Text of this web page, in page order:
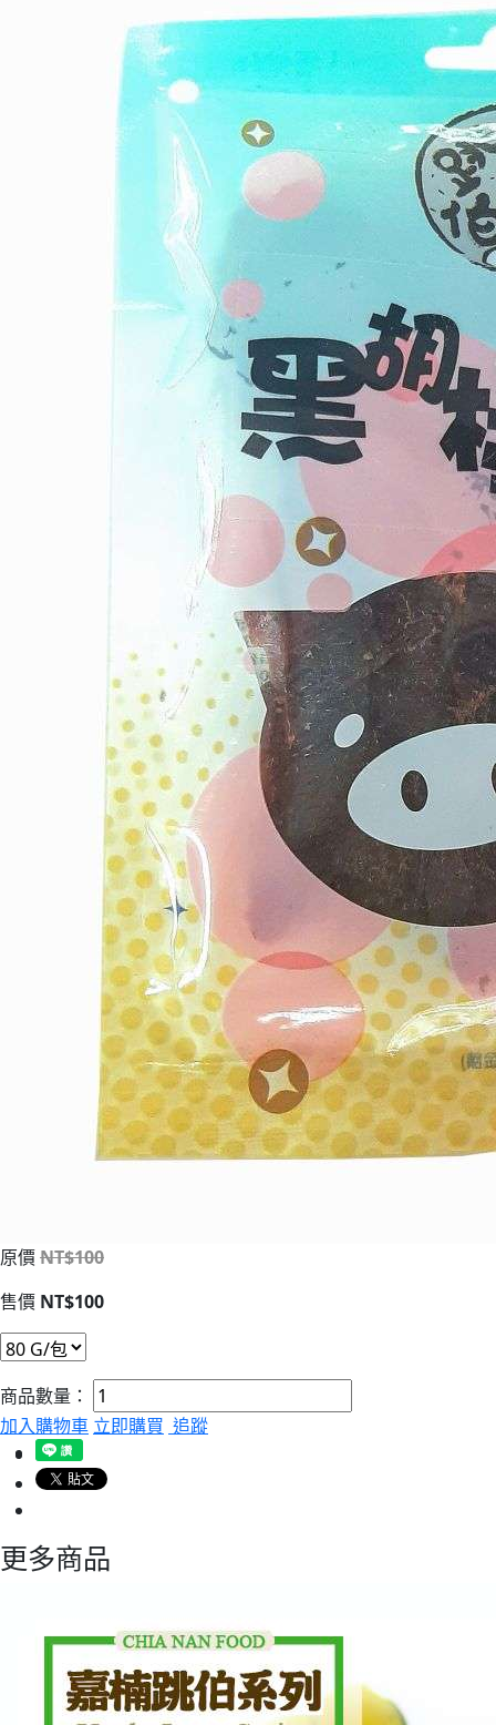
原價NT$100
售價 NT$100
商品數量：
加入購物車 立即購買 追蹤
更多商品